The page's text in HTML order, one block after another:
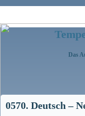
Das
0570. Deutsch –